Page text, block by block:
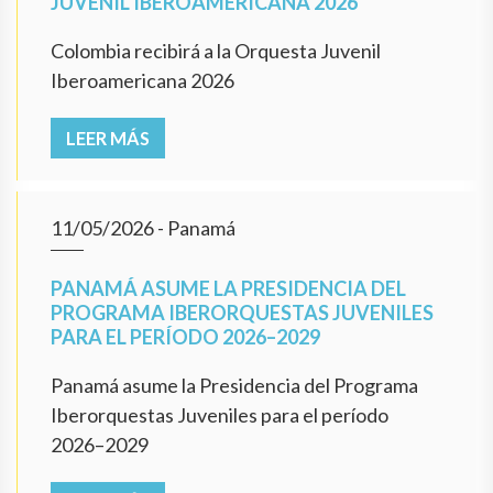
Colombia recibirá a la Orquesta Juvenil
Iberoamericana 2026
LEER MÁS
11/05/2026- Panamá
PANAMÁ ASUME LA PRESIDENCIA DEL
PROGRAMA IBERORQUESTAS JUVENILES
PARA EL PERÍODO 2026–2029
Panamá asume la Presidencia del Programa
Iberorquestas Juveniles para el período
2026–2029